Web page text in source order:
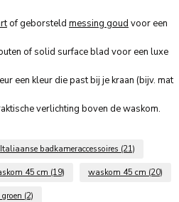
of geborsteld messing goud voor een
of solid surface blad voor een luxe
een kleur die past bij je kraan (bijv. mat
verlichting boven de waskom.
Italiaanse badkameraccessoires (21)
45 cm (19) waskom 45 cm (20)
(2)